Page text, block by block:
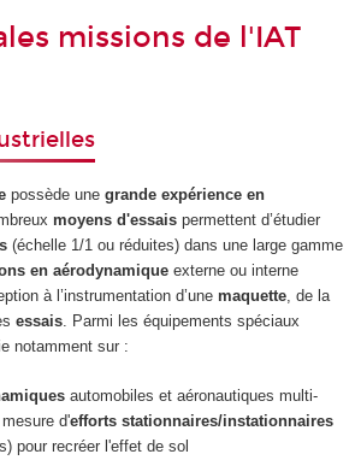
missions de l'IAT
possède une grande expérience en
moyens d'essaispermettent d’étudier
(échelle 1/1 ou réduites) dans une large gamme
en aérodynamiqueexterne ou interne
à l’instrumentation d’une maquette, de la
essais. Parmi les équipements spéciaux
notamment sur :
automobiles et aéronautiques multi-
d'efforts stationnaires/instationnaires
pour recréer l'effet de sol